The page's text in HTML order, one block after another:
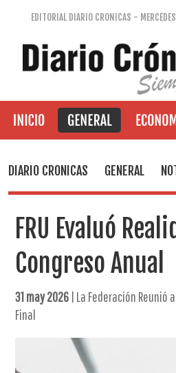
EDITORIAL DIARIO CRONICAS -
DIARIO CRONICAS GENERAL
FRU Evaluó
Congreso Anual
31 may 2026 | La Federación Reunió
Final